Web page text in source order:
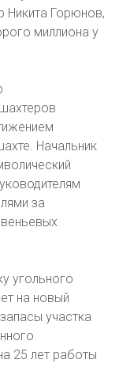
Никита Горюнов,
миллиона у
Начальник
за
угольного
на новый
участка
25 лет работы